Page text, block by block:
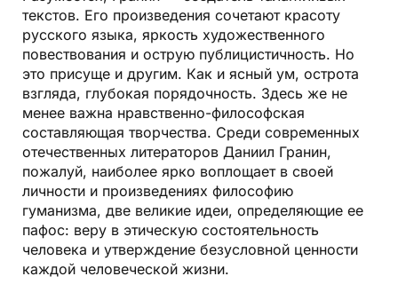
текстов. Его произведения сочетают красоту
русского языка, яркость художественного
повествования и острую публицистичность. Но
это присуще и другим. Как и ясный ум, острота
взгляда, глубокая порядочность. Здесь же не
менее важна нравственно­-философская
составляющая творчества. Среди современных
отечественных литераторов Даниил Гранин,
пожалуй, наиболее ярко воплощает в своей
личности и произведениях философию
гуманизма, две великие идеи, определяющие ее
пафос: веру в этическую состоятельность
человека и утверждение безусловной ценности
каждой человеческой жизни.